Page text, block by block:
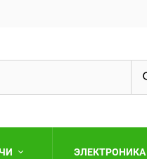
ЭЛЕКТРОНИКА